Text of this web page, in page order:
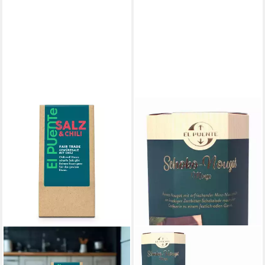
EL PUENTE
Gewürz Salz & Chili
Gewürzsalz, Fair Trade,
EL PUENTE
Knabberei Schoko-Nougat
mit Minze, Fair Trade,